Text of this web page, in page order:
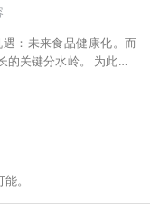
分水岭。 为此，F
中国机遇、增长解法，
同源”“低GI”“老龄营
、品类创新、未来增长
务实、前瞻的开年创新
。